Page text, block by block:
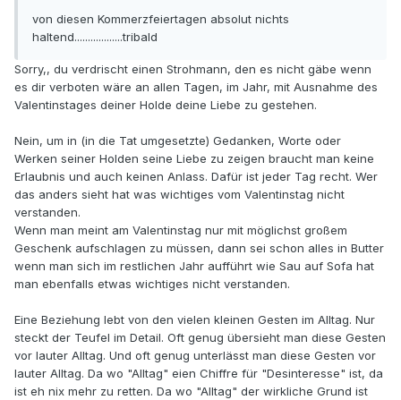
von diesen Kommerzfeiertagen absolut nichts
haltend..................tribald
Sorry,, du verdrischt einen Strohmann, den es nicht gäbe wenn
es dir verboten wäre an allen Tagen, im Jahr, mit Ausnahme des
Valentinstages deiner Holde deine Liebe zu gestehen.
Nein, um in (in die Tat umgesetzte) Gedanken, Worte oder
Werken seiner Holden seine Liebe zu zeigen braucht man keine
Erlaubnis und auch keinen Anlass. Dafür ist jeder Tag recht. Wer
das anders sieht hat was wichtiges vom Valentinstag nicht
verstanden.
Wenn man meint am Valentinstag nur mit möglichst großem
Geschenk aufschlagen zu müssen, dann sei schon alles in Butter
wenn man sich im restlichen Jahr aufführt wie Sau auf Sofa hat
man ebenfalls etwas wichtiges nicht verstanden.
Eine Beziehung lebt von den vielen kleinen Gesten im Alltag. Nur
steckt der Teufel im Detail. Oft genug übersieht man diese Gesten
vor lauter Alltag. Und oft genug unterlässt man diese Gesten vor
lauter Alltag. Da wo "Alltag" eien Chiffre für "Desinteresse" ist, da
ist eh nix mehr zu retten. Da wo "Alltag" der wirkliche Grund ist